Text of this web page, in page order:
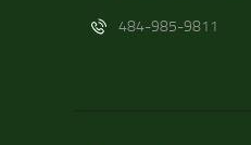
484-985-9811